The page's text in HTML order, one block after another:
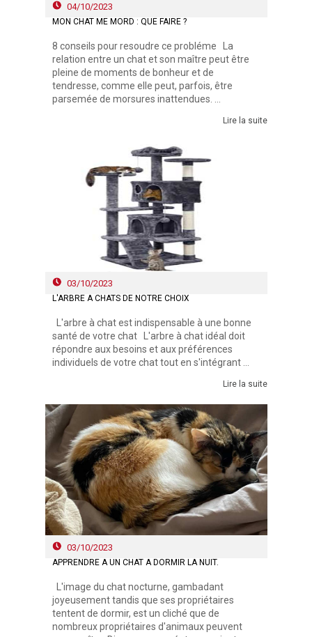
04/10/2023
MON CHAT ME MORD : QUE FAIRE ?
8 conseils pour resoudre ce probléme La
relation entre un chat et son maître peut être
pleine de moments de bonheur et de
tendresse, comme elle peut, parfois, être
parsemée de morsures inattendues. ...
Lire la suite
03/10/2023
L'ARBRE À CHATS DE NOTRE CHOIX
L'arbre à chat est indispensable à une bonne
santé de votre chat L'arbre à chat idéal doit
répondre aux besoins et aux préférences
individuels de votre chat tout en s'intégrant ...
Lire la suite
03/10/2023
APPRENDRE À UN CHAT À DORMIR LA NUIT.
L'image du chat nocturne, gambadant
joyeusement tandis que ses propriétaires
tentent de dormir, est un cliché que de
nombreux propriétaires d'animaux peuvent